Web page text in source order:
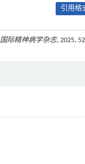
引用格
国际精神病学杂志, 2025,